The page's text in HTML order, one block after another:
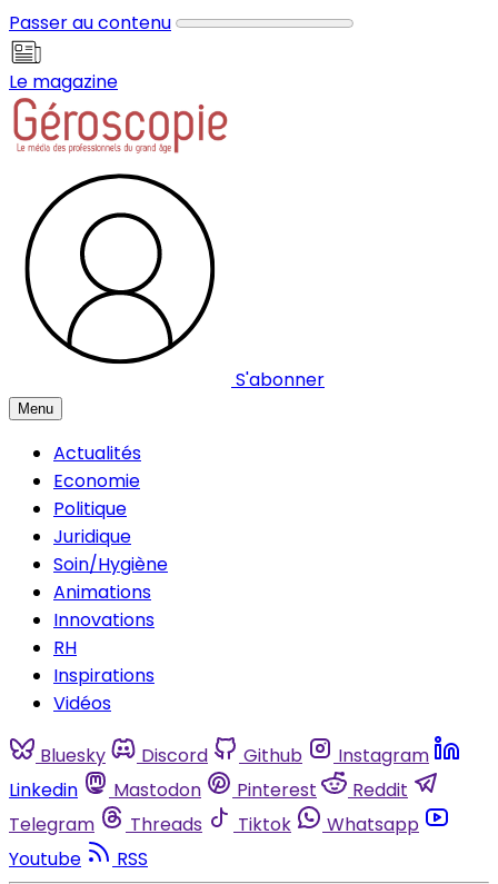
Passer au contenu
Le magazine
S'abonner
Menu
Actualités
Economie
Politique
Juridique
Soin/Hygiène
Animations
Innovations
RH
Inspirations
Vidéos
Bluesky Discord Github
Instagram
Linkedin
Mastodon Pinterest
Reddit
Telegram
Threads Tiktok
Whatsapp
Youtube
RSS
Panneau de gestion des cookies